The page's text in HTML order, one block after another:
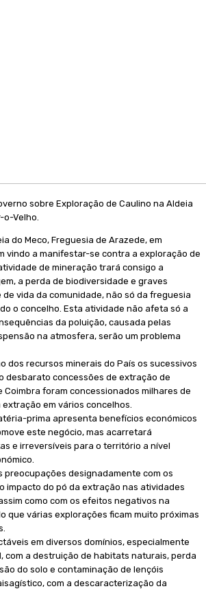
sobre Exploração de Caulino na Aldeia
o-Velho.
do Meco, Freguesia de Arazede, em
vindo a manifestar-se contra a exploração de
de mineração trará consigo a
a perda de biodiversidade e graves
vida da comunidade, não só da freguesia
o concelho. Esta atividade não afeta só a
da poluição, causada pelas
na atmosfera, serão um problema
dos recursos minerais do País os sucessivos
desbarato concessões de extração de
Coimbra foram concessionados milhares de
em vários concelhos.
prima apresenta benefícios económicos
este negócio, mas acarretará
e irreversíveis para o território a nível
preocupações designadamente com os
impacto do pó da extração nas atividades
como com os efeitos negativos na
que várias explorações ficam muito próximas
em diversos domínios, especialmente
com a destruição de habitats naturais, perda
do solo e contaminação de lençóis
com a descaracterização da